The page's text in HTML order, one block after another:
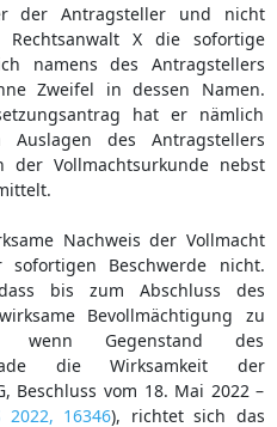
der Antragsteller und nicht
Rechtsanwalt X die sofortige
namens des Antragstellers
Zweifel in dessen Namen.
hat er nämlich
des Antragstellers
der Vollmachtsurkunde nebst
Nachweis der Vollmacht
Beschwerde nicht.
bis zum Abschluss des
Bevollmächtigung zu
wenn Gegenstand des
die Wirksamkeit der
Beschluss vom 18. Mai 2022 –
2022, 16346), richtet sich das